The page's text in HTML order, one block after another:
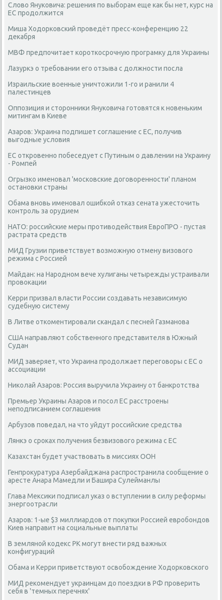
Слово Януковича: решения по выборам еще как бы нет, курс на
ЕС продолжится
Миша Ходорковский проведёт пресс-конференцию 22
декабря
МВФ предпочитает короткосрочную програмку для Украины
Лазуркэ о требовании его отзыва с должности посла
Израильские военные уничтожили 1-го и ранили 4
палестинцев
Оппозиция и сторонники Януковича готовятся к новеньким
митингам в Киеве
Азаров: Украина подпишет соглашение с ЕС, получив
выгодные условия
ЕС откровенно побеседует с Путиным о давлении на Украину
- Ромпей
Огрызко именовал 'московские договоренности' планом
остановки страны
Обама вновь именовал ошибкой отказ сената ужесточить
контроль за орудием
НАТО: российские меры противодействия ЕвроПРО - пустая
растрата средств
МИД Грузии приветствует возможную отмену визового
режима с Россией
Майдан: на Народном вече хулиганы четырежды устраивали
провокации
Керри призвал власти России создавать независимую
судебную систему
В Литве откоментировали скандал с песней Газманова
США направляют собственного представителя в Южный
Судан
МИД заверяет, что Украина продолжает переговоры с ЕС о
ассоциации
Николай Азаров: Россия выручила Украину от банкротства
Премьер Украины Азаров и посол ЕС расстроены
неподписанием соглашения
Арбузов поведал, на что уйдут российские средства
Лянкэ о сроках получения безвизового режима с ЕС
Казахстан будет участвовать в миссиях ООН
Генпрокуратура Азербайджана распространила сообщение о
аресте Анара Мамедли и Башира Сулейманлы
Глава Мексики подписал указ о вступлении в силу реформы
энергоотрасли
Азаров: 1-ые $3 миллиардов от покупки Россией евробондов
Киев направит на социальные выплаты
В земляной кодекс РК могут внести ряд важных
конфигураций
Обама и Керри приветствуют освобождение Ходорковского
МИД рекомендует украинцам до поездки в РФ проверить
себя в 'темных перечнях'